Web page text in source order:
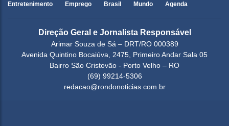
Entretenimento Emprego Brasil Mundo Agenda
Direção Geral e Jornalista Responsável
Arimar Souza de Sá – DRT/RO 000389
Avenida Quintino Bocaiúva, 2475, Primeiro Andar Sala 05
Bairro São Cristovão - Porto Velho – RO
(69) 99214-5306
redacao@rondonoticias.com.br